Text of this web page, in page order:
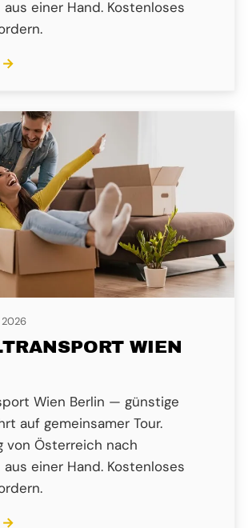
einer Hand. Kostenloses
→
2026
WIEN
Wien Berlin — günstige
auf gemeinsamer Tour.
von Österreich nach
einer Hand. Kostenloses
→